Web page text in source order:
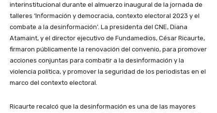
interinstitucional durante el almuerzo inaugural de la jornada de
talleres ‘Información y democracia, contexto electoral 2023 y el
combate a la desinformación’. La presidenta del CNE, Diana
Atamaint, y el director ejecutivo de Fundamedios, César Ricaurte,
firmaron públicamente la renovación del convenio, para promover
acciones conjuntas para combatir a la desinformación y la
violencia política, y promover la seguridad de los periodistas en el
marco del contexto electoral.
Ricaurte recalcó que la desinformación es una de las mayores